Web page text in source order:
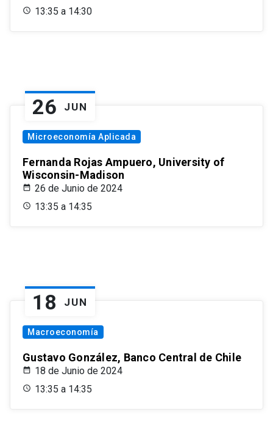
13:35 a 14:30
26 JUN
Microeconomía Aplicada
Fernanda Rojas Ampuero, University of
Wisconsin-Madison
26 de Junio de 2024
13:35 a 14:35
18 JUN
Macroeconomía
Gustavo González, Banco Central de Chile
18 de Junio de 2024
13:35 a 14:35